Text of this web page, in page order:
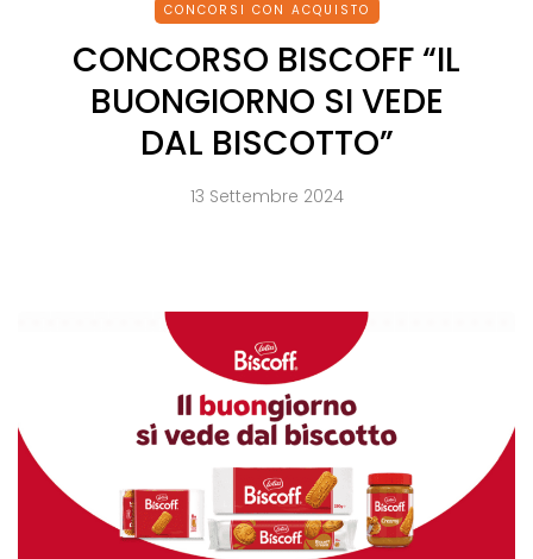
CONCORSI CON ACQUISTO
CONCORSO BISCOFF “IL
BUONGIORNO SI VEDE
DAL BISCOTTO”
13 Settembre 2024